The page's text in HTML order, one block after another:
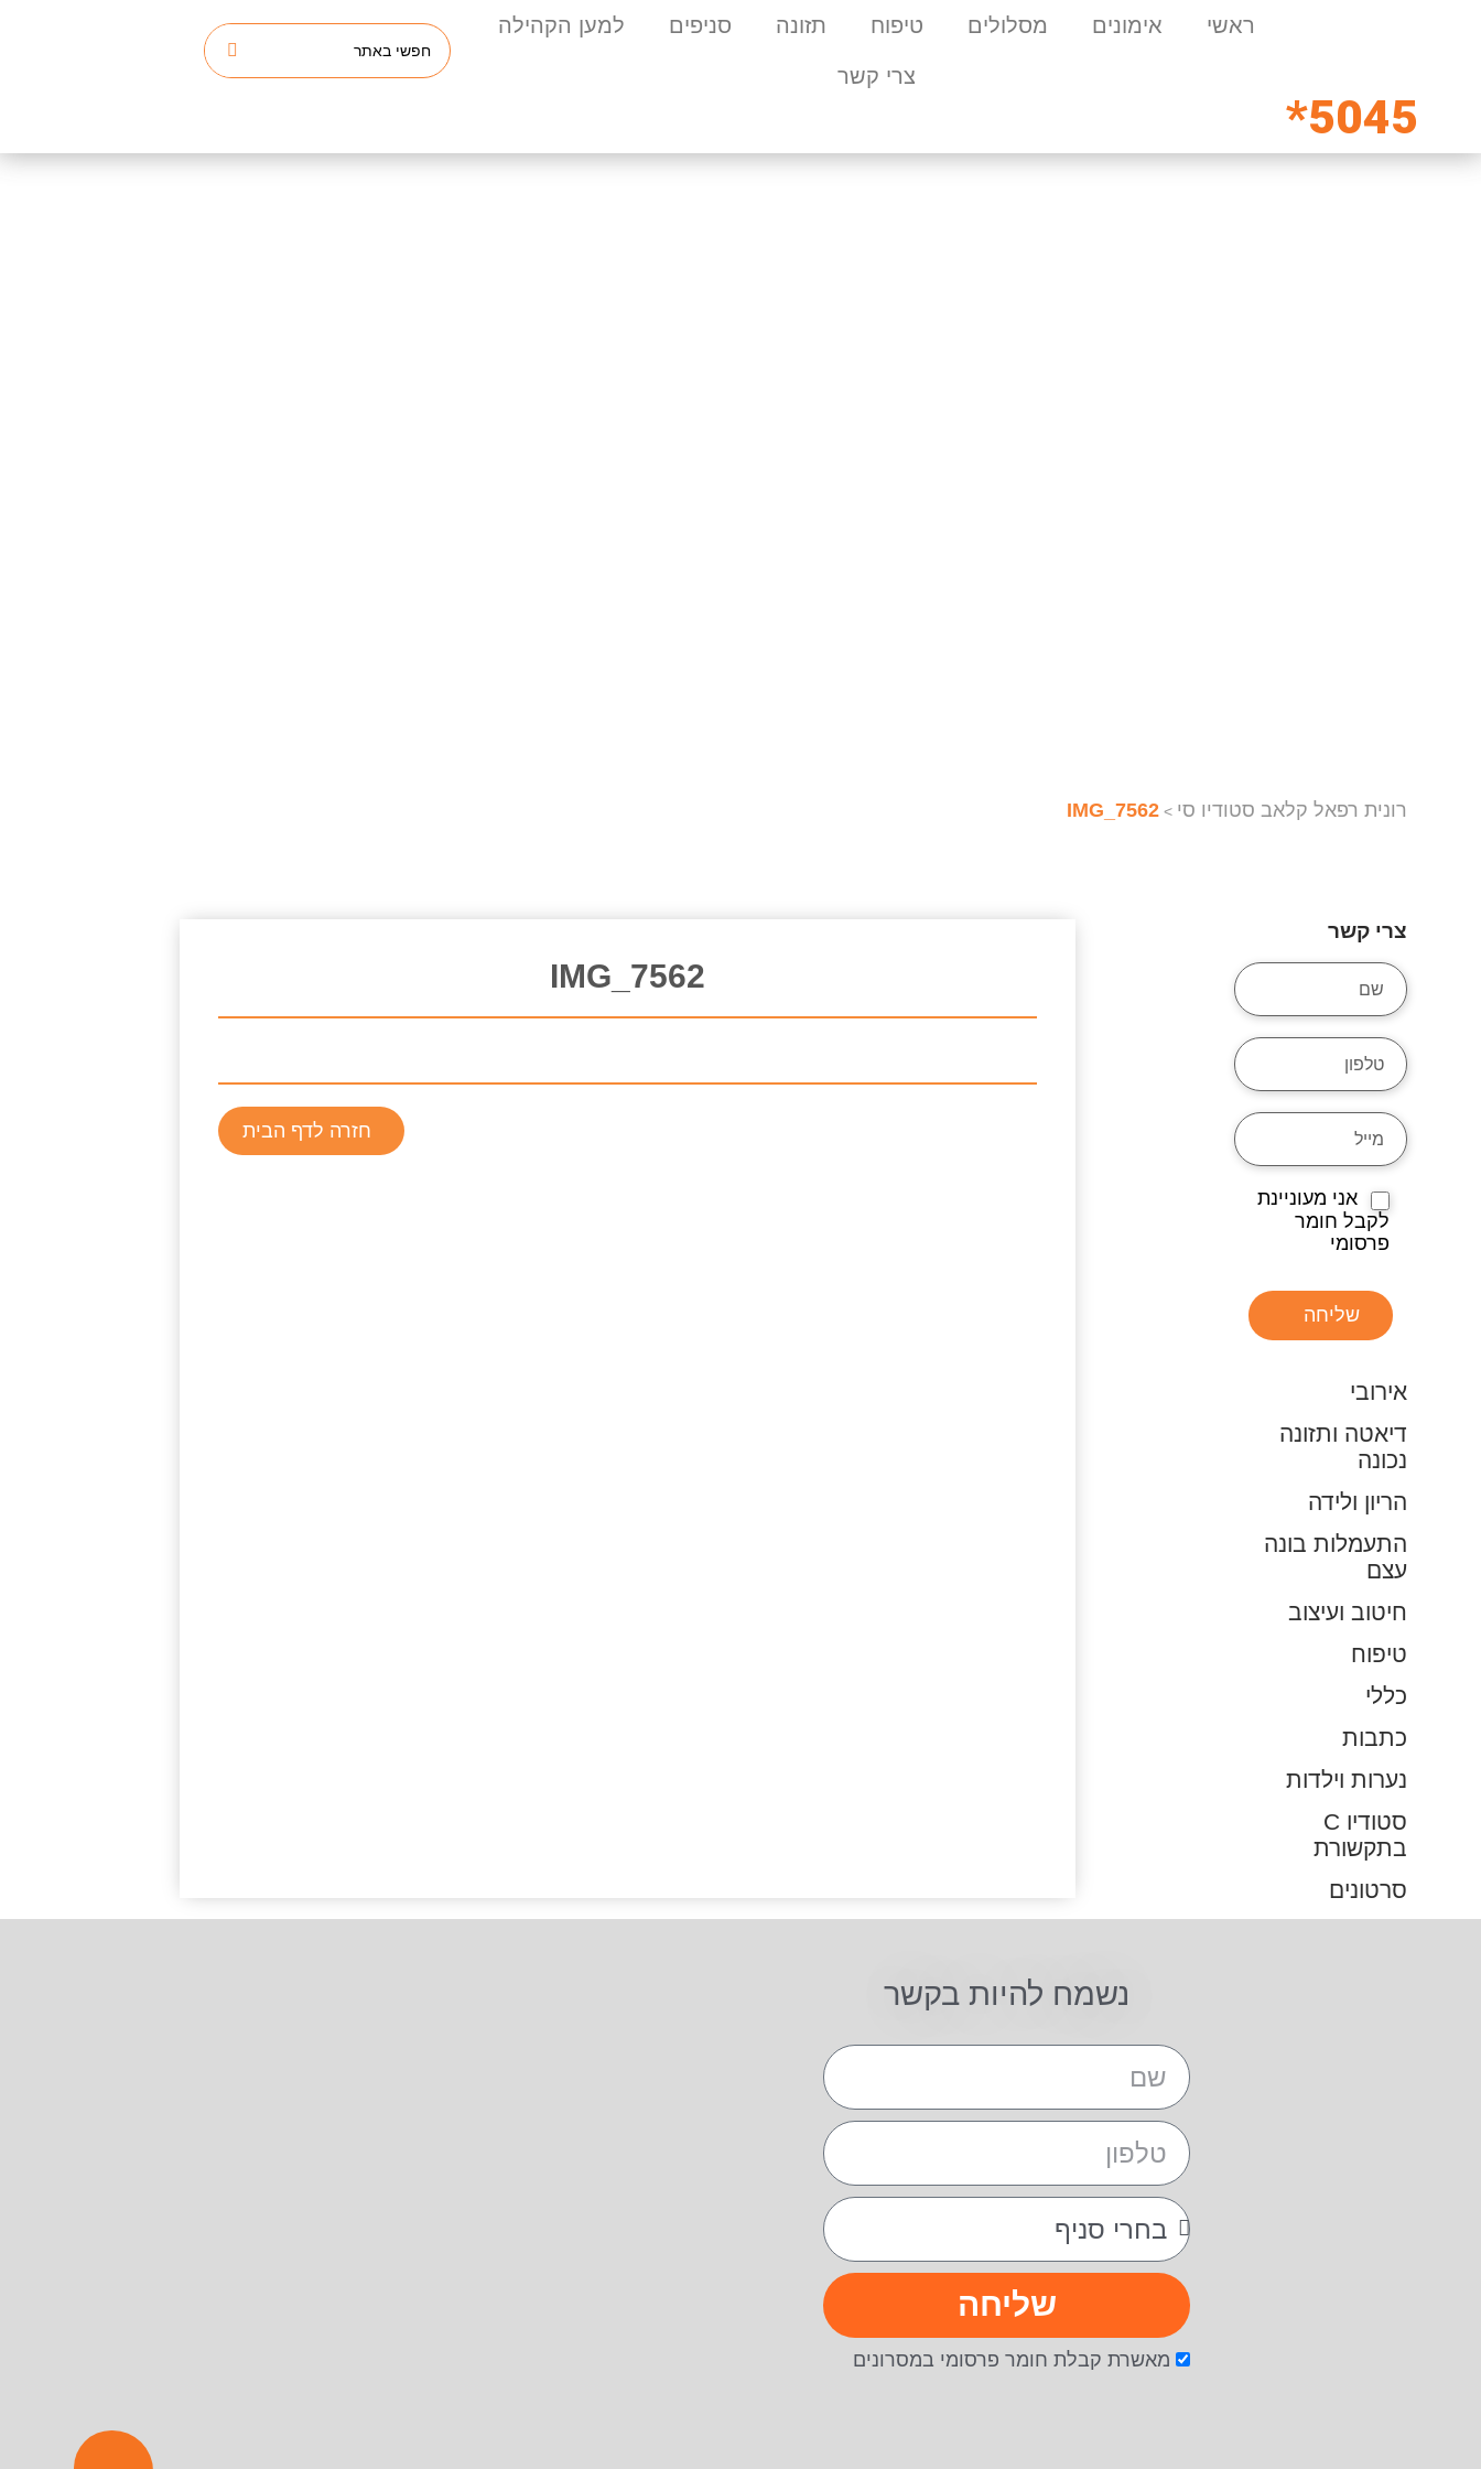
ראשי אימונים מסלולים טיפוח תזונה סניפים למען הקהילה
צרי קשר
5045*
רונית רפאל קלאב סטודיו סי >
IMG_7562
צרי קשר
אני מעוניינת
לקבל חומר
פרסומי
שליחה
אירובי
דיאטה ותזונה
נכונה
הריון ולידה
התעמלות בונה
עצם
חיטוב ועיצוב
טיפוח
כללי
כתבות
נערות וילדות
סטודיו C
בתקשורת
סרטונים
IMG_7562
חזרה לדף הבית
נשמח להיות בקשר
מאשרת קבלת חומר פרסומי במסרונים
שליחה